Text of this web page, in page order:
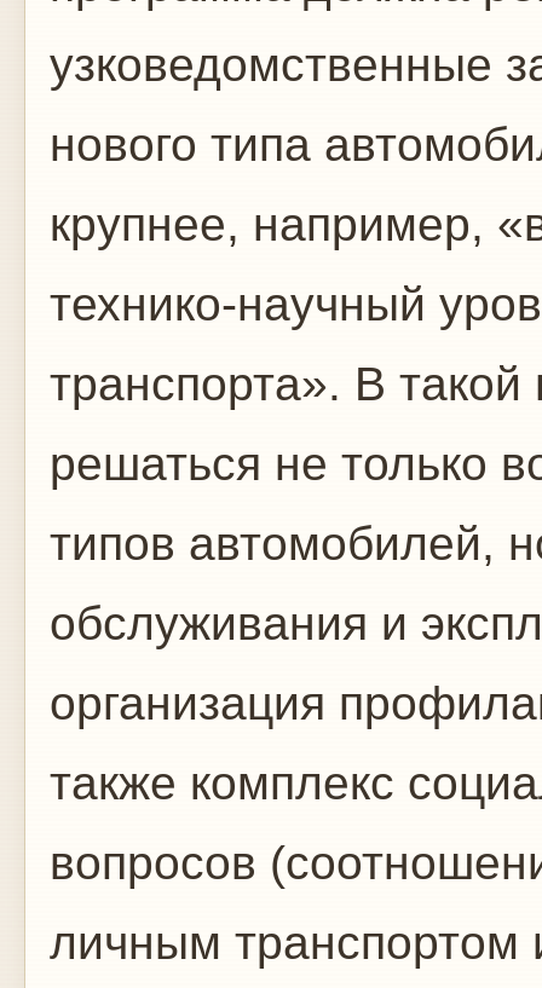
узковедомственные
нового типа
крупнее, например,
технико-научный
транспорта». В
решаться не только
типов автомобилей,
обслуживания и
организация
также комплекс
вопросов
личным транспортом